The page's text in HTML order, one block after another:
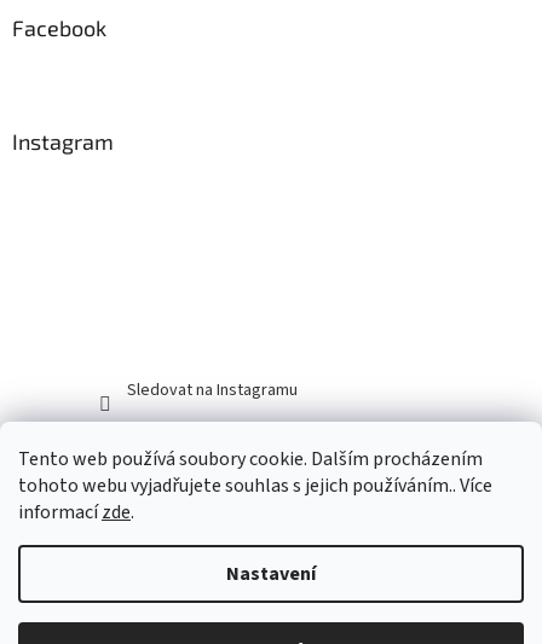
Tento web používá soubory cookie. Dalším procházením
tohoto webu vyjadřujete souhlas s jejich používáním.. Více
informacízde.
Nastavení
Facebook
Instagram
Sledovat na Instagramu
Vytvořil Shoptet